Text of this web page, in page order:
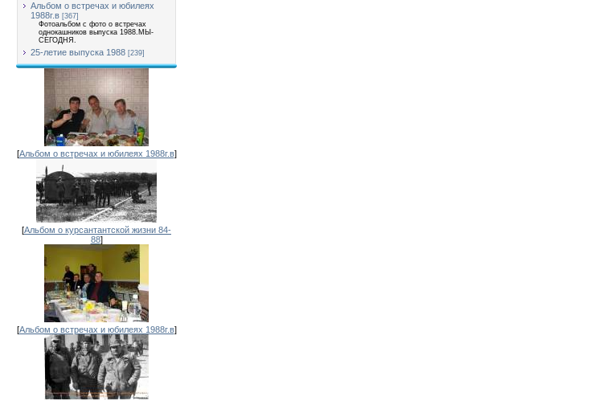
Альбом о встречах и юбилеях
1988г.в [367]
Фотоальбом с фото о встречах
однокашников выпуска 1988.МЫ-
СЕГОДНЯ.
25-летие выпуска 1988 [239]
[Альбом о встречах и юбилеях 1988г.в]
[Альбом о курсантантской жизни 84-
88]
[Альбом о встречах и юбилеях 1988г.в]